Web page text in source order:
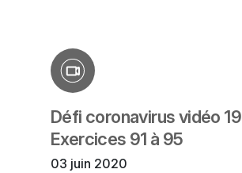
Défi coronavirus vidéo 19
Exercices 91 à 95
03 juin 2020